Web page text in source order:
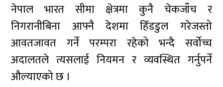
नेपाल भारत सीमा क्षेत्रमा कुनै चेकजाँच र
निगरानीबिना आफ्नै देशमा हिँडडुल गरेजस्तो
आवतजावत गर्ने परम्परा रहेको भन्दै सर्वोच्च
अदालतले त्यसलाई नियमन र व्यवस्थित गर्नुपर्ने
औल्याएको छ ।